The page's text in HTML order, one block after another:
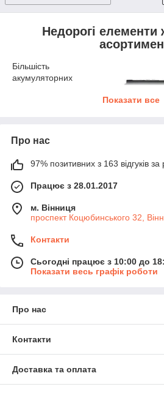
Недорогі
Більшість
акумуляторних
обладнанні за
технологією Li-
ion.
особливостей
належать:
надійність;
немає «ефекту пам'яті»,
Вибираючи акумулятор, звертайте
якісні характеристики. Адже саме
час автономної роботи мобільного
Показати все
Про нас
97% позитивних з 163 відгуків за
Працює з 28.01.2017
м. Вінниця
проспект Коцюбинського 32,
Контакти
Сьогодні працює з 10:00 до
Показати весь графік роботи
Про нас
Контакти
Доставка та оплата